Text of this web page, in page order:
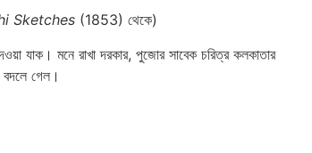
Sketches (1853) থেকে)
যাক। মনে রাখা দরকার, পুজোর সাবেক চরিত্র কলকাতার
গেল।